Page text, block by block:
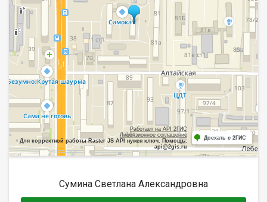
Работает на API 2ГИС
Лицензионное соглашение
Для корректной работы Raster JS API нужен ключ. Помощь:
api@2gis.ru
Доехать с 2ГИС
Сумина Светлана Александровна